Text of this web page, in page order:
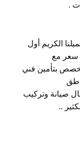
.
الكريم أول
سعر مع
شركة متخصص بتأمين فني
20 عاما في مجال صيانة وتركيب
..